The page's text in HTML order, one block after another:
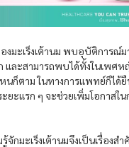
งมะเร็งเต้านม พบอุบัติการณ์
ละสามารถพบได้ทั้งในเพศห
นก็ตาม ในทางการแพทย์ก็ได้ยื
ยะแรก ๆ จะช่วยเพิ่มโอกาสใ
กมะเร็งเต้านมจึงเป็นเรื่องส